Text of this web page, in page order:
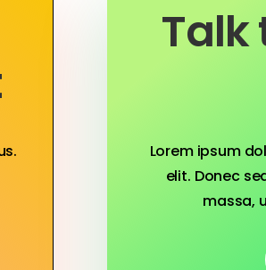
Talk
Lorem ipsum
elit. Donec
massa,